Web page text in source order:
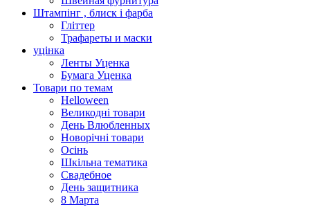
Штампінг , блиск і фарба
Гліттер
Трафареты и маски
уцінка
Ленты Уценка
Бумага Уценка
Товари по темам
Helloween
Великодні товари
День Влюбленных
Новорічні товари
Осінь
Шкільна тематика
Свадебное
День защитника
8 Марта